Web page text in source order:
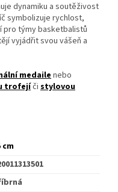
dynamiku a soutěživost
symbolizuje rychlost,
pro týmy basketbalistů
vyjádřit svou vášeň a
medailenebo
trofejíči stylovou
cm